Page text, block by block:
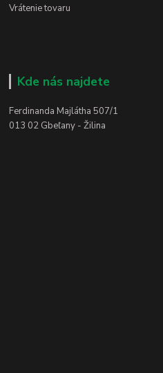
Vrátenie tovaru
Kde nás najdete
Ferdinanda Majlátha 507/1
013 02 Gbeľany - Žilina